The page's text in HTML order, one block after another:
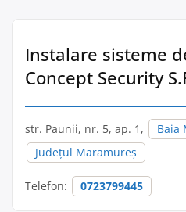
Instalare sisteme
Concept Security
str. Paunii, nr. 5, ap. 1,
Baia
Județul Maramureș
Telefon: 0723799445